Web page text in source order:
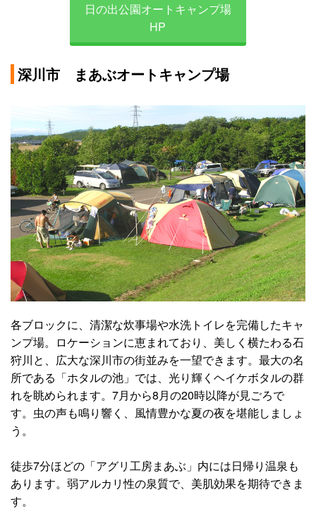
日の出公園オートキャンプ場
HP
深川市 まあぶオートキャンプ場
各ブロックに、清潔な炊事場や水洗トイレを完備したキャ
ンプ場。ロケーションに恵まれており、美しく横たわる石
狩川と、広大な深川市の街並みを一望できます。最大の名
所である「ホタルの池」では、光り輝くヘイケボタルの群
れを眺められます。7月から8月の20時以降が見ごろで
す。虫の声も鳴り響く、風情豊かな夏の夜を堪能しましょ
う。
徒歩7分ほどの「アグリ工房まあぶ」内には日帰り温泉も
あります。弱アルカリ性の泉質で、美肌効果を期待できま
す。